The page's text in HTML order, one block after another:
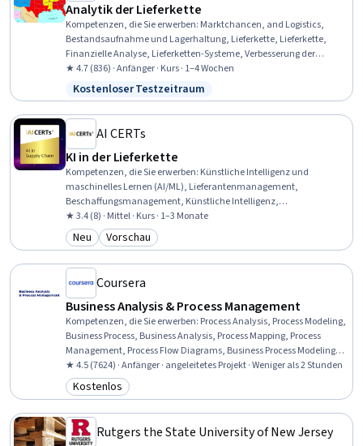
Analytik der Lieferkette
Kompetenzen, die Sie erwerben: Marktchancen, and Logistics,
Bestandsaufnahme und Lagerhaltung, Lieferkette, Lieferkette,
Finanzielle Analyse, Lieferketten-Systeme, Verbesserung der
Kundenerfahrung, Analyse der Wettbewerber, Bestandskontrolle,
Finanzielle Daten, Schätzung der Kosten, Benchmarking,
Inventarverwaltungssystem, Marktanteil, Datenanalyse,
Management der Lieferkette, Strategie der Kundenerfahrung (CX),
Transport, Analytik, Kundenanalyse, Planung der Lieferkette
★ 4.7 (836) · Anfänger · Kurs · 1–4 Wochen
Status: Kostenloser Testzeitraum
Kostenloser Testzeitraum
AI CERTs
KI in der Lieferkette
Kompetenzen, die Sie erwerben: Künstliche Intelligenz und
maschinelles Lernen (AI/ML), Lieferantenmanagement,
Beschaffungsmanagement, Künstliche Intelligenz,
Bestandsaufnahme und Lagerhaltung, Lieferkette, Management
der Lieferantenbeziehungen, AI-Förderung,
Inventarverwaltungssystem, Risikomanagement für Lieferanten,
Agenten, Das Risiko, Vorhersage, Logistik, Inventarverwaltung,
Planung der Kundennachfrage, Entscheidungsintelligenz, Planung
der Lieferkette
★ 3.4 (8) · Mittel · Kurs · 1–3 Monate
Kategorie: Neu
Neu Kategorie: Vorschau
Vorschau
Coursera
Business Analysis & Process Management
Kompetenzen, die Sie erwerben: Process Analysis, Process Modeling,
Business Process, Business Analysis, Process Mapping, Process
Management, Process Flow Diagrams, Business Process Modeling,
Business Modeling, Stakeholder Management, Stakeholder
Analysis, Computer Literacy
★ 4.5 (7624) · Anfänger · angeleitetes Projekt · Weniger als 2 Stunden
Kategorie: Kostenlos
Kostenlos
Rutgers the State University of New Jersey